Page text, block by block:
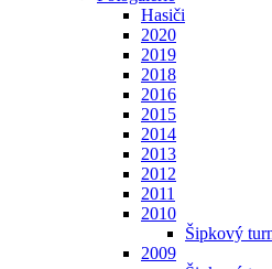
Hasiči
2020
2019
2018
2016
2015
2014
2013
2012
2011
2010
Šipkový
2009